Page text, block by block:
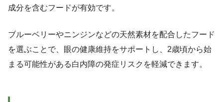
成分を含むフードが有効です。
ブルーベリーやニンジンなどの天然素材を配合したフード
を選ぶことで、眼の健康維持をサポートし、2歳頃から始
まる可能性がある白内障の発症リスクを軽減できます。